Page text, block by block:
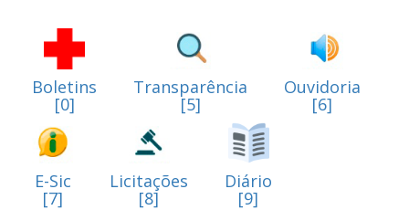
Boletins
[0]
Transparência
[5]
Ouvidoria
[6]
E-Sic
[7]
Licitações
[8]
Diário
[9]